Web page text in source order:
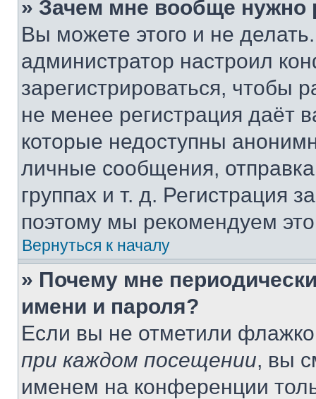
» Зачем мне вообще нужно
Вы можете этого и не
администратор настроил
зарегистрироваться, чтобы
не менее регистрация даёт
которые недоступны
личные сообщения,
группах и т. д. Регистрация
поэтому мы рекомендуем
Вернуться к началу
» Почему мне
имени и пароля?
Если вы не отметили
при каждом посещении, вы
именем на конференции